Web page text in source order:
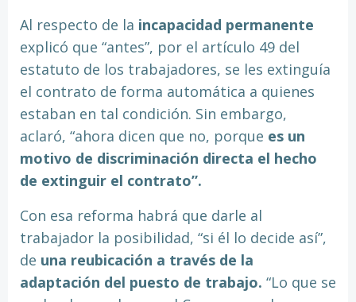
Al respecto de la incapacidad permanente
explicó que “antes”, por el artículo 49 del
estatuto de los trabajadores, se les extinguía
el contrato de forma automática a quienes
estaban en tal condición. Sin embargo,
aclaró, “ahora dicen que no, porque es un
motivo de discriminación directa el hecho
de extinguir el contrato”.
Con esa reforma habrá que darle al
trabajador la posibilidad, “si él lo decide así”,
de una reubicación a través de la
adaptación del puesto de trabajo. “Lo que se